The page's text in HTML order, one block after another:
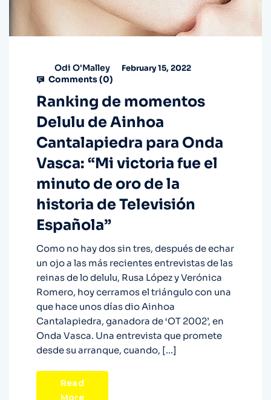
Odi O'Malley February 15, 2022
Comments (0)
Ranking de momentos
Delulu de Ainhoa
Cantalapiedra para Onda
Vasca: “Mi victoria fue el
minuto de oro de la
historia de Televisión
Española”
Como no hay dos sin tres, después de echar
un ojo a las más recientes entrevistas de las
reinas de lo delulu, Rusa López y Verónica
Romero, hoy cerramos el triángulo con una
que hace unos días dio Ainhoa
Cantalapiedra, ganadora de ‘OT 2002’, en
Onda Vasca. Una entrevista que promete
desde su arranque, cuando, […]
Read
More